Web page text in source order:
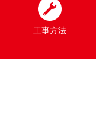
工事方法